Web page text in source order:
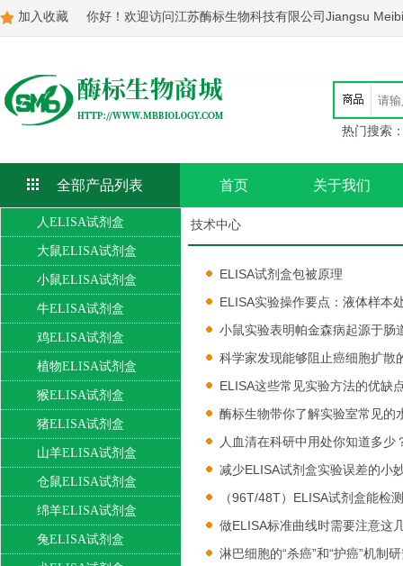
加入收藏 你好！欢迎访问江苏酶标生物科技有限公司Jiangsu
热门搜索
全部产品列表 首页 关于我们
人ELISA试剂盒
大鼠ELISA试剂盒
小鼠ELISA试剂盒
牛ELISA试剂盒
鸡ELISA试剂盒
植物ELISA试剂盒
猴ELISA试剂盒
猪ELISA试剂盒
山羊ELISA试剂盒
仓鼠ELISA试剂盒
绵羊ELISA试剂盒
兔ELISA试剂盒
技术中心
ELISA试剂盒包被原理
ELISA实验操作要点：液体样本
小鼠实验表明帕金森病起源于肠
科学家发现能够阻止癌细胞扩散
ELISA这些常见实验方法的优缺
酶标生物带你了解实验室常见的
人血清在科研中用处你知道多少
减少ELISA试剂盒实验误差的小
（96T/48T）ELISA试剂盒能检
做ELISA标准曲线时需要注意这
淋巴细胞的“杀癌”和“护癌”机制